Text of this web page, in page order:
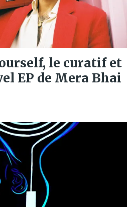
le curatif et
EP de Mera Bhai